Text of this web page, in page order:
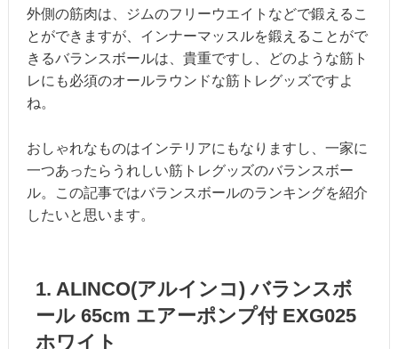
外側の筋肉は、ジムのフリーウエイトなどで鍛えるこ
とができますが、インナーマッスルを鍛えることがで
きるバランスボールは、貴重ですし、どのような筋ト
レにも必須のオールラウンドな筋トレグッズですよ
ね。
おしゃれなものはインテリアにもなりますし、一家に
一つあったらうれしい筋トレグッズのバランスボー
ル。この記事ではバランスボールのランキングを紹介
したいと思います。
1. ALINCO(アルインコ) バランスボ
ール 65cm エアーポンプ付 EXG025
ホワイト